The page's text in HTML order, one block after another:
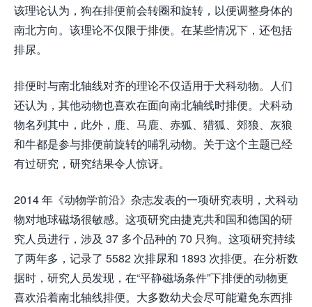
该理论认为，狗在排便前会转圈和旋转，以便调整身体的
南北方向。该理论不仅限于排便。在某些情况下，还包括
排尿。
排便时与南北轴线对齐的理论不仅适用于犬科动物。人们
还认为，其他动物也喜欢在面向南北轴线时排便。犬科动
物名列其中，此外，鹿、马鹿、赤狐、猎狐、郊狼、灰狼
和牛都是参与排便前旋转的哺乳动物。关于这个主题已经
有过研究，研究结果令人惊讶。
2014 年《动物学前沿》杂志发表的一项研究表明，犬科动
物对地球磁场很敏感。这项研究由捷克共和国和德国的研
究人员进行，涉及 37 多个品种的 70 只狗。这项研究持续
了两年多，记录了 5582 次排尿和 1893 次排便。在分析数
据时，研究人员发现，在“平静磁场条件”下排便的动物更
喜欢沿着南北轴线排便。大多数幼犬会尽可能避免东西排